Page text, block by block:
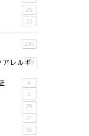
23
22
295
アレルギ
159
4
4
29
21
58